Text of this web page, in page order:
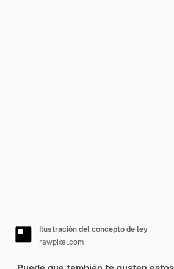
Ilustración del concepto de ley
rawpixel.com